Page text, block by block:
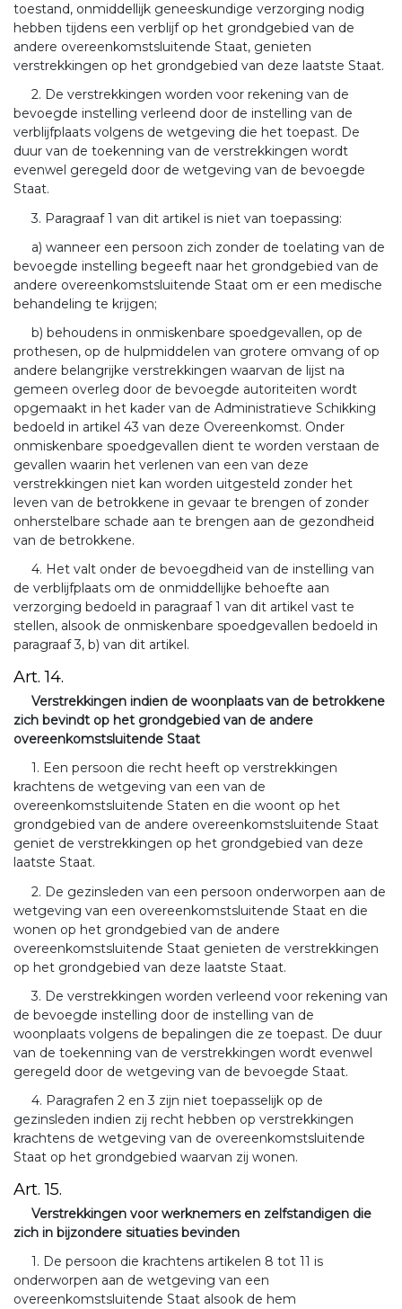
toestand, onmiddellijk geneeskundige verzorging nodig
hebben tijdens een verblijf op het grondgebied van de
andere overeenkomstsluitende Staat, genieten
verstrekkingen op het grondgebied van deze laatste Staat.
2. De verstrekkingen worden voor rekening van de
bevoegde instelling verleend door de instelling van de
verblijfplaats volgens de wetgeving die het toepast. De
duur van de toekenning van de verstrekkingen wordt
evenwel geregeld door de wetgeving van de bevoegde
Staat.
3. Paragraaf 1 van dit artikel is niet van toepassing:
a) wanneer een persoon zich zonder de toelating van de
bevoegde instelling begeeft naar het grondgebied van de
andere overeenkomstsluitende Staat om er een medische
behandeling te krijgen;
b) behoudens in onmiskenbare spoedgevallen, op de
prothesen, op de hulpmiddelen van grotere omvang of op
andere belangrijke verstrekkingen waarvan de lijst na
gemeen overleg door de bevoegde autoriteiten wordt
opgemaakt in het kader van de Administratieve Schikking
bedoeld in artikel 43 van deze Overeenkomst. Onder
onmiskenbare spoedgevallen dient te worden verstaan de
gevallen waarin het verlenen van een van deze
verstrekkingen niet kan worden uitgesteld zonder het
leven van de betrokkene in gevaar te brengen of zonder
onherstelbare schade aan te brengen aan de gezondheid
van de betrokkene.
4. Het valt onder de bevoegdheid van de instelling van
de verblijfplaats om de onmiddellijke behoefte aan
verzorging bedoeld in paragraaf 1 van dit artikel vast te
stellen, alsook de onmiskenbare spoedgevallen bedoeld in
paragraaf 3, b) van dit artikel.
Art. 14.
Verstrekkingen indien de woonplaats van de betrokkene
zich bevindt op het grondgebied van de andere
overeenkomstsluitende Staat
1. Een persoon die recht heeft op verstrekkingen
krachtens de wetgeving van een van de
overeenkomstsluitende Staten en die woont op het
grondgebied van de andere overeenkomstsluitende Staat
geniet de verstrekkingen op het grondgebied van deze
laatste Staat.
2. De gezinsleden van een persoon onderworpen aan de
wetgeving van een overeenkomstsluitende Staat en die
wonen op het grondgebied van de andere
overeenkomstsluitende Staat genieten de verstrekkingen
op het grondgebied van deze laatste Staat.
3. De verstrekkingen worden verleend voor rekening van
de bevoegde instelling door de instelling van de
woonplaats volgens de bepalingen die ze toepast. De duur
van de toekenning van de verstrekkingen wordt evenwel
geregeld door de wetgeving van de bevoegde Staat.
4. Paragrafen 2 en 3 zijn niet toepasselijk op de
gezinsleden indien zij recht hebben op verstrekkingen
krachtens de wetgeving van de overeenkomstsluitende
Staat op het grondgebied waarvan zij wonen.
Art. 15.
Verstrekkingen voor werknemers en zelfstandigen die
zich in bijzondere situaties bevinden
1. De persoon die krachtens artikelen 8 tot 11 is
onderworpen aan de wetgeving van een
overeenkomstsluitende Staat alsook de hem